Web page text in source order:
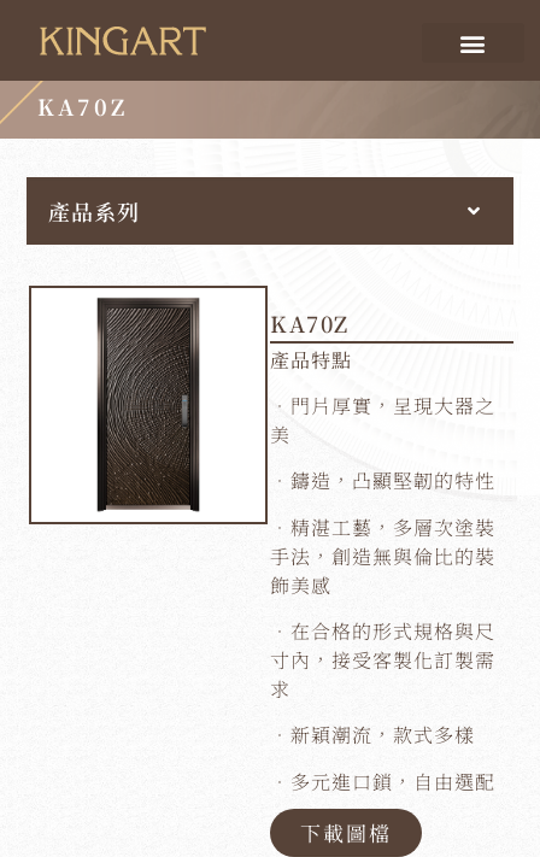
KA70Z
產品系列
KA70Z
產品特點
．門片厚實，呈現大器之
美
．鑄造，凸顯堅韌的特性
．精湛工藝，多層次塗裝
手法，創造無與倫比的裝
飾美感
．在合格的形式規格與尺
寸內，接受客製化訂製需
求
．新穎潮流，款式多樣
．多元進口鎖，自由選配
下載圖檔